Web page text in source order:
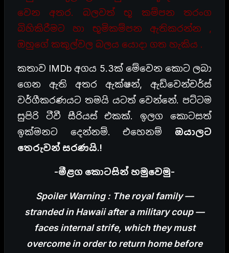
වෙන අතර. බලවත් භූ කම්පන තරංග
බිහිකිරීමට හා භූමිකම්පන ඇතිකරන්න ,
ඔහුගේ කකුල්වල බලය යොදා ගත හැකිය .
කතාව IMDb අගය 5.3ක් මේවෙන කොට ලබා
ගෙන ඇති අතර ඇක්ෂන්, ඇඩ්වෙන්චර්ස්
වර්ගීකරණයට තමයි යටත් වෙන්නේ. පට්ටම
සුපිරි ටීවී සීරියස් එකක්. ඉලග කොටසත්
ඉක්මනට දෙන්නම්. එහෙනම් ඔයාලට
තෙරුවන් සරණයි.!
-මීළග කොටසින් හමුවෙමු-
Spoiler Warning : The royal family —
stranded in Hawaii after a military coup —
faces internal strife, which they must
overcome in order to return home before